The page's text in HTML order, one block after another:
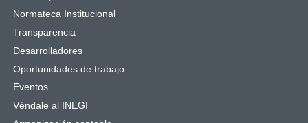
Normateca Institucional
Transparencia
Desarrolladores
Oportunidades de trabajo
Eventos
Véndale al INEGI